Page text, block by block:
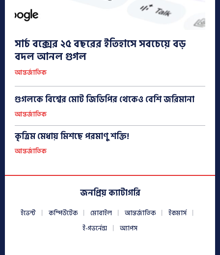
সার্চ বক্সের ২৫ বছরের ইতিহাসে সবচেয়ে বড়
বদল আনল গুগল
আন্তর্জাতিক
গুগলকে বিশ্বের মোট জিডিপির থেকেও বেশি জরিমানা
আন্তর্জাতিক
কৃত্রিম মেধায় মিশছে পরমাণু শক্তি!
আন্তর্জাতিক
জনপ্রিয় ক্যাটাগরি
ইভেন্ট কম্পিউটেক মোবাইল আন্তর্জাতিক
ইকমার্স
ই-গভর্নেন্স
অ্যাপস